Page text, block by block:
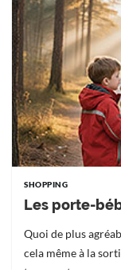
SHOPPING
Les porte-
Quoi de plus
cela même à la